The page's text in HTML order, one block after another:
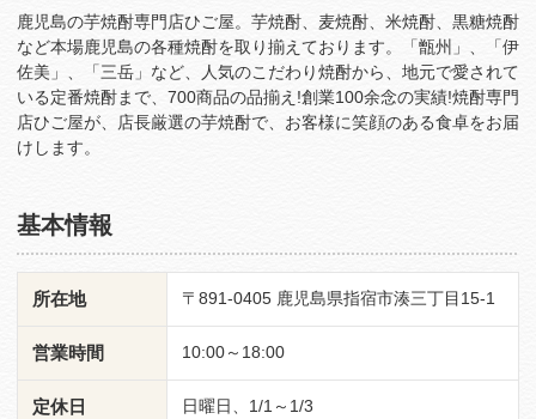
鹿児島の芋焼酎専門店ひご屋。芋焼酎、麦焼酎、米焼酎、黒糖焼酎
など本場鹿児島の各種焼酎を取り揃えております。「甑州」、「伊
佐美」、「三岳」など、人気のこだわり焼酎から、地元で愛されて
いる定番焼酎まで、700商品の品揃え!創業100余念の実績!焼酎専門
店ひご屋が、店長厳選の芋焼酎で、お客様に笑顔のある食卓をお届
けします。
基本情報
所在地 〒891-0405 鹿児島県指宿市湊三丁目15-1
営業時間 10:00～18:00
定休日 日曜日、1/1～1/3